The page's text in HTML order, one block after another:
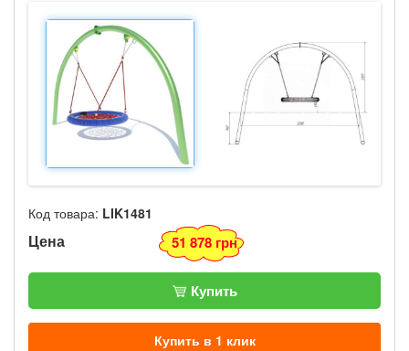
Код товара: LIK1481
Цена 51 878 грн
Купить
Купить в 1 клик